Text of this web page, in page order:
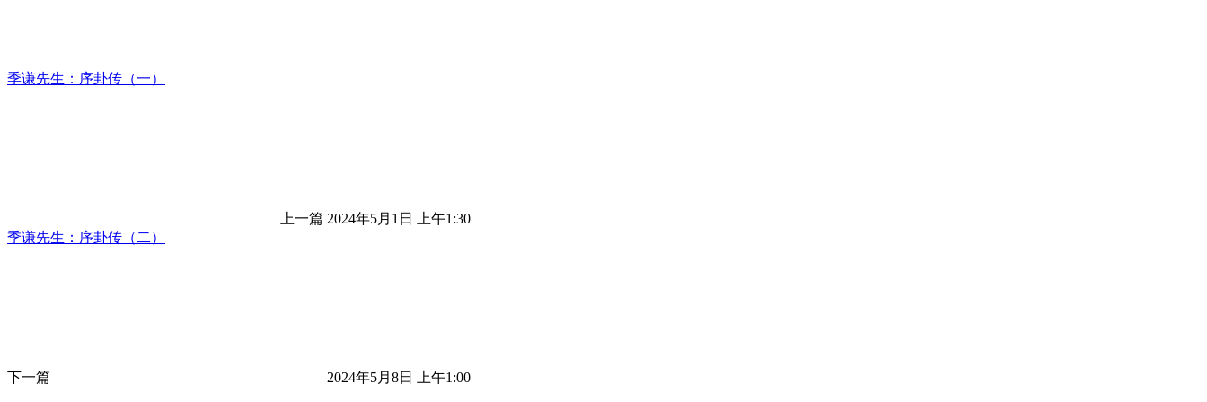
季谦先生：序卦传（一）
上一篇 2024年5月1日 上午1:30
季谦先生：序卦传（二）
下一篇 2024年5月8日 上午1:00